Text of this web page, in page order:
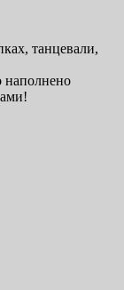
танцевали,
наполнено